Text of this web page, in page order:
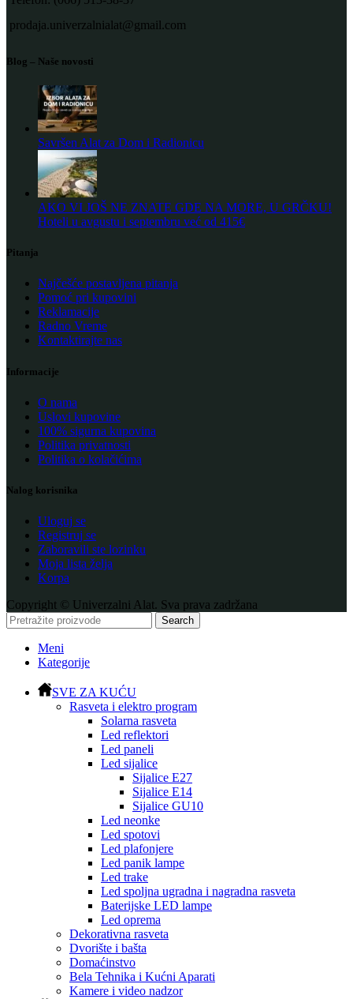
prodaja.univerzalnialat@gmail.com
Blog – Naše novosti
Savršen Alat za Dom i Radionicu
AKO VI JOŠ NE ZNATE GDE NA MORE, U GRČKU!
Hoteli u avgustu i septembru već od 415€
Pitanja
Najčešće postavljena pitanja
Pomoć pri kupovini
Reklamacije
Radno Vreme
Kontaktirajte nas
Informacije
O nama
Uslovi kupovine
100% sigurna kupovina
Politika privatnosti
Politika o kolačićima
Nalog korisnika
Uloguj se
Registruj se
Zaboravili ste lozinku
Moja lista želja
Korpa
Copyright © Univerzalni Alat. Sva prava zadržana
Search
Meni
Kategorije
SVE ZA KUĆU
Rasveta i elektro program
Solarna rasveta
Led reflektori
Led paneli
Led sijalice
Sijalice E27
Sijalice E14
Sijalice GU10
Led neonke
Led spotovi
Led plafonjere
Led panik lampe
Led trake
Led spoljna ugradna i nagradna rasveta
Baterijske LED lampe
Led oprema
Dekorativna rasveta
Dvorište i bašta
Domaćinstvo
Bela Tehnika i Kućni Aparati
Kamere i video nadzor